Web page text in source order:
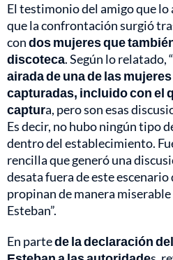
El testimonio del amigo que
que la confrontación surgió
condos mujeres que
discoteca. Según lo relatado,
airada de una de las
capturadas, incluido con el
captura, pero son esas
Es decir, no hubo ningún tipo
dentro del establecimiento.
rencilla que generó una
desata fuera de este
propinan de manera
Esteban”.
En partede la declaración